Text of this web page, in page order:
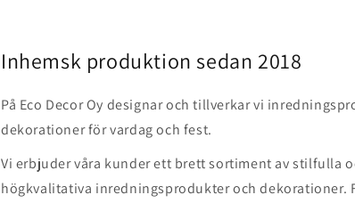
Inhemsk produktion sedan 2018
På Eco Decor Oy designar och tillverkar vi
dekorationer för vardag och fest.
Vi erbjuder våra kunder ett brett sortiment av stilfulla
högkvalitativa inredningsprodukter och dekorationer.